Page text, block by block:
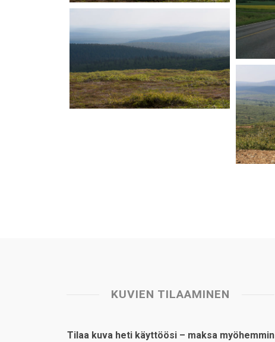
KUVIEN TILAAMINEN
Tilaa kuva heti käyttöösi – maksa myöhemmin